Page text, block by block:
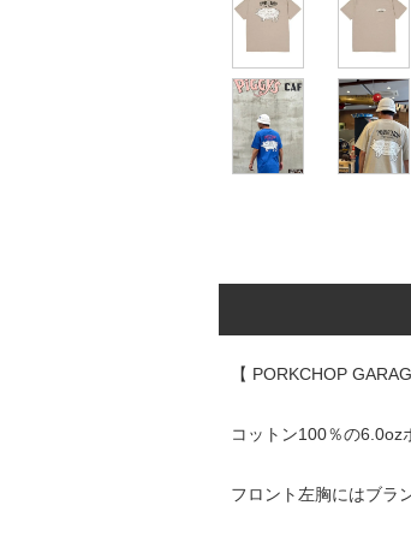
【 PORKCHOP
コットン100％の6.0oz
フロント左胸にはブラ